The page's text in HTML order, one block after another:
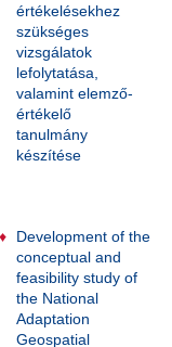
értékelésekhez
szükséges
vizsgálatok
lefolytatása,
valamint elemző-
értékelő
tanulmány
készítése
Development of the
conceptual and
feasibility study of
the National
Adaptation
Geospatial